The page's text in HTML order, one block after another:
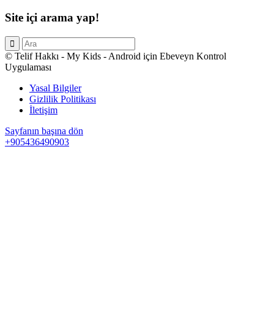
Site içi arama yap!
© Telif Hakkı - My Kids - Android için Ebeveyn Kontrol
Uygulaması
Yasal Bilgiler
Gizlilik Politikası
İletişim
Sayfanın başına dön
+905436490903